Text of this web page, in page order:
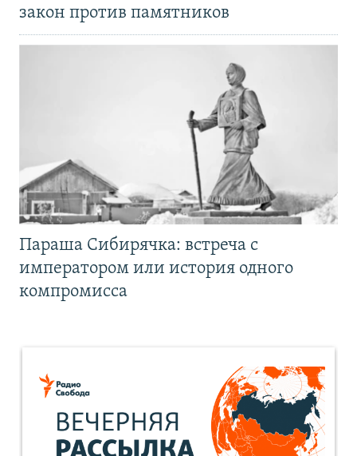
закон против памятников
Параша Сибирячка: встреча с
императором или история одного
компромисса